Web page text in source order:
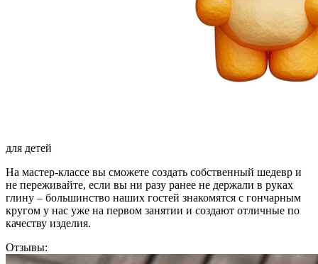
для детей
На мастер-классе вы сможете создать собственный шедевр и
не переживайте, если вы ни разу ранее не держали в руках
глину – большинство наших гостей знакомятся с гончарным
кругом у нас уже на первом занятии и создают отличные по
качеству изделия.
Отзывы: